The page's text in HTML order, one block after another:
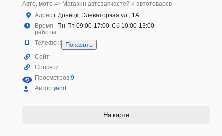
Авто, мото => Магазин автозапчастей и автотоваров
Адрес:г. Донецк, Элеваторная ул., 1А
Время
работы:
Пн-Пт 09:00-17:00, Сб 10:00-13:00
Телефон: Показать
Сайт:
Соцсети:
Просмотров:9
Автор:yand
На карте